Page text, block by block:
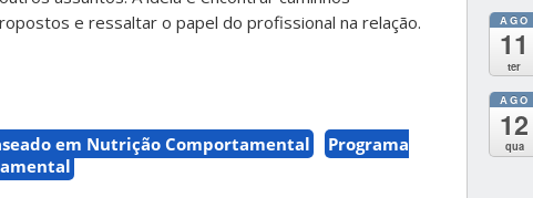
e ressaltar o papel do profissional na relação.
em Nutrição Comportamental
Programa
AGO
11
ter
AGO
12
qua